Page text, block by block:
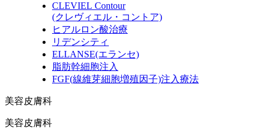
CLEVIEL Contour
(クレヴィエル・コントア)
ヒアルロン酸治療
リデンシティ
ELLANSE(エランセ)
脂肪幹細胞注入
FGF(線維芽細胞増殖因子)注入療法
美容皮膚科
美容皮膚科